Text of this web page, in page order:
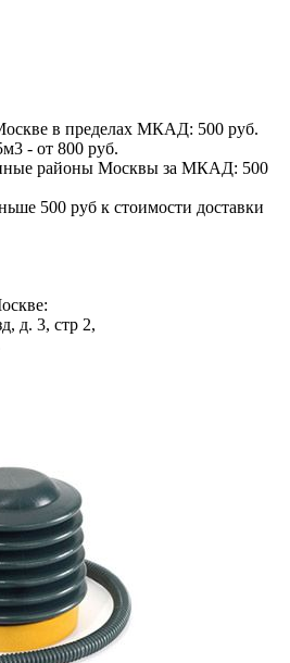
в пределах МКАД: 500 руб.
- от 800 руб.
районы Москвы за МКАД: 500
500 руб к стоимости доставки
д. 3, стр 2,